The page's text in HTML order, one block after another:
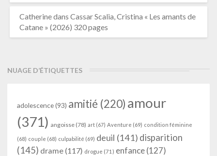
Catherinedans Cassar Scalia, Cristina « Les amants de
Catane » (2026) 320 pages
NUAGE D’ÉTIQUETTES
adolescence(93) amitié (220) amour
(371) angoisse (78) art (67) Aventure (69) condition féminine
(68) couple (68) culpabilité (69) deuil (141) disparition
(145) drame (117) drogue (71) enfance(127)